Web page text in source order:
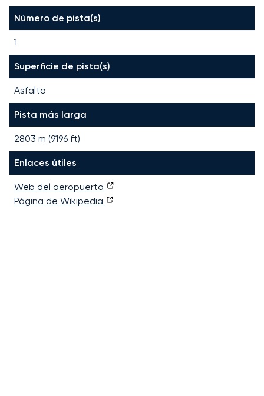
Número de pista(s)
1
Superficie de pista(s)
Asfalto
Pista más larga
2803 m (9196 ft)
Enlaces útiles
Web del aeropuerto
Página de Wikipedia